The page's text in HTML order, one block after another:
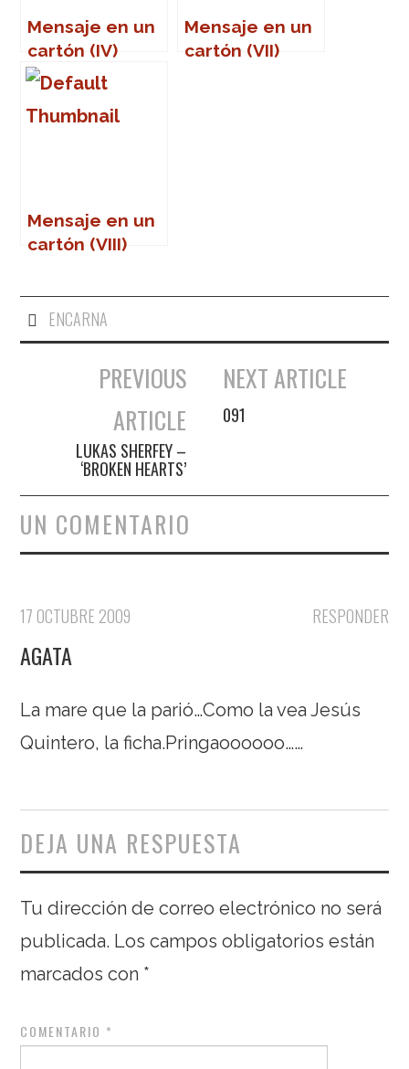
Mensaje en un
cartón (IV)
Mensaje en un
cartón (VII)
Mensaje en un
cartón (VIII)
ENCARNA
Navegación de entradas
PREVIOUS
ARTICLE
LUKAS SHERFEY –
‘BROKEN HEARTS’
NEXT ARTICLE
091
UN COMENTARIO
RESPONDER
17 OCTUBRE 2009
AGATA
La mare que la parió…Como la vea Jesús
Quintero, la ficha.Pringaoooooo……
DEJA UNA RESPUESTA
Tu dirección de correo electrónico no será
publicada. Los campos obligatorios están
marcados con *
COMENTARIO *